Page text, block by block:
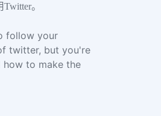
。
follow your
twitter, but you're
how to make the